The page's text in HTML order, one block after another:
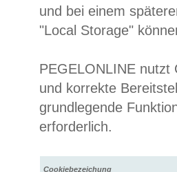
und bei einem
"Local Storage"
PEGELONLINE nutzt
und korrekte
grundlegende
erforderlich.
Cookiebezeichung